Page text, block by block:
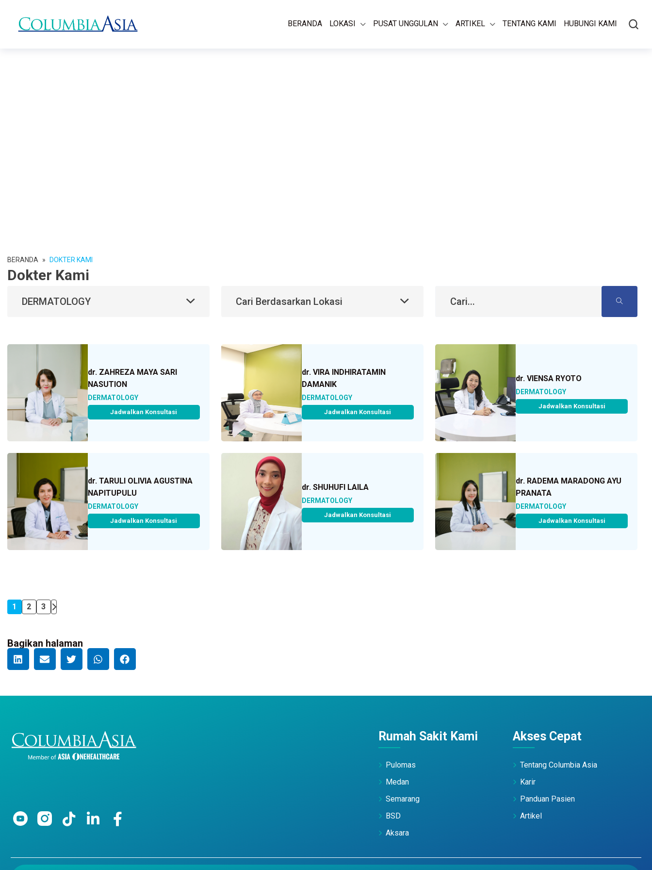
BERANDA LOKASI PUSAT UNGGULAN ARTIKEL TENTANG KAMI HUBUNGI KAMI
BERANDA » DOKTER KAMI
Dokter Kami
DERMATOLOGY Cari Berdasarkan Lokasi
dr. ZAHREZA MAYA SARI
NASUTION
DERMATOLOGY
Jadwalkan Konsultasi
dr. VIRA INDHIRATAMIN
DAMANIK
DERMATOLOGY
Jadwalkan Konsultasi
dr. VIENSA RYOTO
DERMATOLOGY
Jadwalkan Konsultasi
dr. TARULI OLIVIA AGUSTINA
NAPITUPULU
DERMATOLOGY
Jadwalkan Konsultasi
dr. SHUHUFI LAILA
DERMATOLOGY
Jadwalkan Konsultasi
dr. RADEMA MARADONG AYU
PRANATA
DERMATOLOGY
Jadwalkan Konsultasi
1 2 3
Bagikan halaman
Rumah Sakit Kami
Pulomas
Medan
Semarang
BSD
Aksara
Akses Cepat
Tentang Columbia Asia
Karir
Panduan Pasien
Artikel